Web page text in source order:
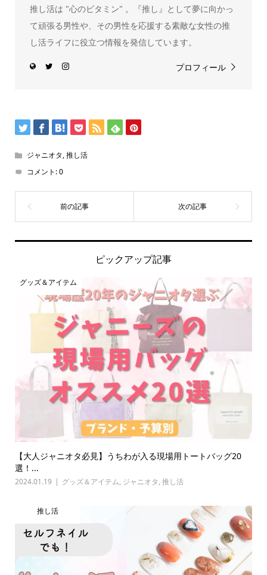
推し活は "心のビタミン" 。『推し』として夢に向かっ
て頑張る男性や、その男性を応援する素敵な女性の推
し活ライフに役立つ情報を発信しています。
プロフィール
ジャニオタ,推し活
コメント:0
ピックアップ記事
グッズ＆アイテム
【大人ジャニオタ必見】うちわが入る現場用トートバッグ20
選！...
2024.01.19 グッズ＆アイテム, ジャニオタ, 推し活
推し活